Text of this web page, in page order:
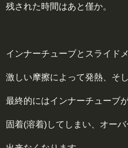
残された時間はあと僅か。
インナーチューブとスライド
激しい摩擦によって発熱、そし
最終的にはインナーチューブ
固着(溶着)してしまい、オー